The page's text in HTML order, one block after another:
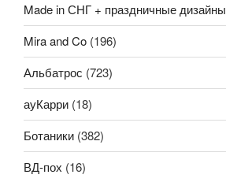
Made in СНГ + праздничные дизайны
Mira and Co (196)
Альбатрос (723)
ауКарри (18)
Ботаники (382)
ВД-пох (16)